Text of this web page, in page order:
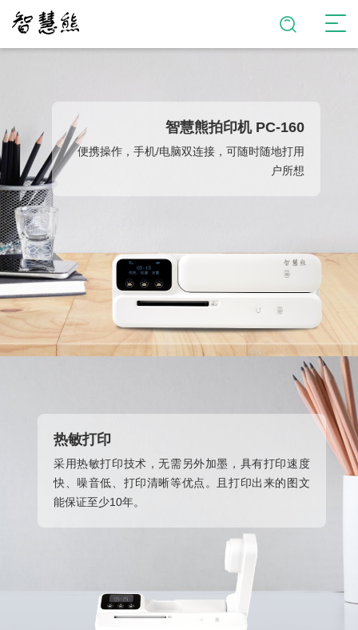
智慧熊拍印机 PC-160
便携操作，手机/电脑双连接，可随时随地打用
户所想
热敏打印
采用热敏打印技术，无需另外加墨，具有打印速度
快、噪音低、打印清晰等优点。且打印出来的图文
能保证至少10年。